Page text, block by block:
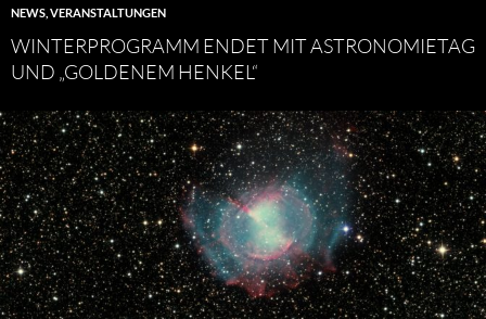
NEWS VERANSTALTUNGEN
WINTERPROGRAMM ENDET MIT ASTRONOMIETAG
UND „GOLDENEM HENKEL“